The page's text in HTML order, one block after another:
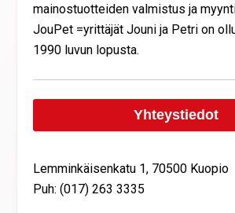
mainostuotteiden valmistus ja
JouPet =yrittäjät Jouni ja Petri on
1990 luvun lopusta.
Yhteystiedot
Lemminkäisenkatu 1, 70500 Kuopio
Puh: (017) 263 3335